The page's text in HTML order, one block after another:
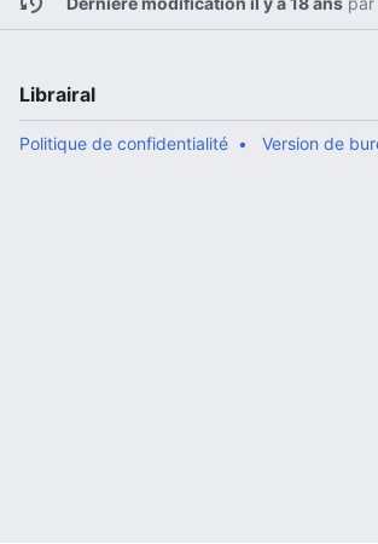
Librairal
Politique de confidentialité Version de